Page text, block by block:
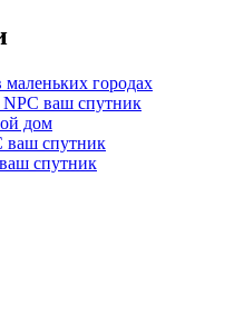
городах
ваш спутник
дом
спутник
спутник